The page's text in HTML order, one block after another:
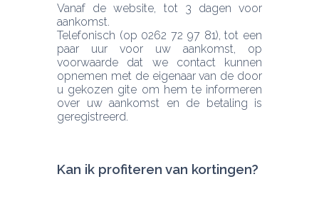
Vanaf de website, tot 3 dagen voor
aankomst.
Telefonisch (op 0262 72 97 81), tot een
paar uur voor uw aankomst, op
voorwaarde dat we contact kunnen
opnemen met de eigenaar van de door
u gekozen gite om hem te informeren
over uw aankomst en de betaling is
geregistreerd.
Kan ik profiteren van kortingen?